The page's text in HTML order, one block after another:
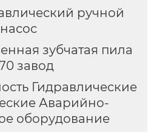
ручной
насос
зубчатая пила
завод
Гидравлические
Аварийно-
оборудование